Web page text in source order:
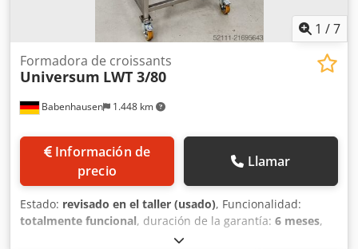
1 /7
Babenhausen 1.448 km
Formadora de croissants
Universum LWT 3/80
Información de
precio
Llamar
Estado: revisado en el taller (usado), Funcionalidad:
totalmente funcional, duración de la garantía: 6 meses,
, año de la última revisión: